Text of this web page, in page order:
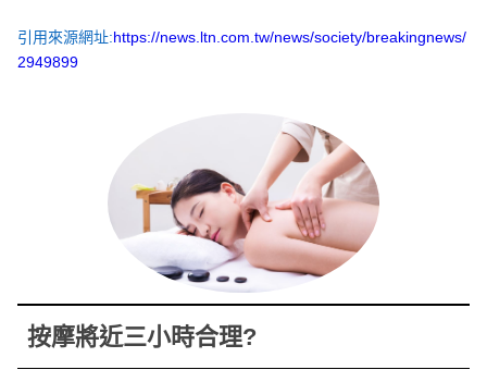
引用來源網址:https://news.ltn.com.tw/news/society/breakingnews/
2949899
按摩將近三小時合理?